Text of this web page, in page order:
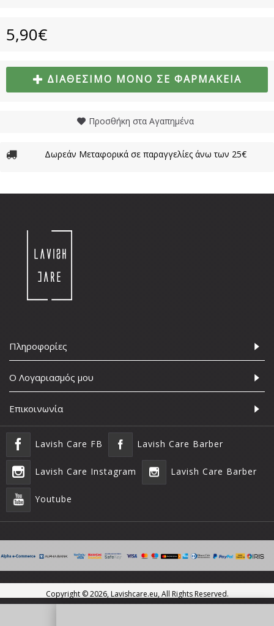
5,90€
ΔΙΑΘΈΣΙΜΟ ΜΌΝΟ ΣΕ ΦΑΡΜΑΚΕΊΑ
Προσθήκη στα Αγαπημένα
Δωρεάν Μεταφορικά σε παραγγελίες άνω των 25€
Πληροφορίες
Ο Λογαριασμός μου
Επικοινωνία
Lavish Care FB Lavish Care Barber
Lavish Care Instagram Lavish Care Barber
Youtube
Copyright ©2026, Lavishcare.eu, All Rights Reserved.